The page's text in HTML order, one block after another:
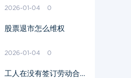
2026-01-04 0
股票退市怎么维权
2026-01-04 0
工人在没有签订劳动合同